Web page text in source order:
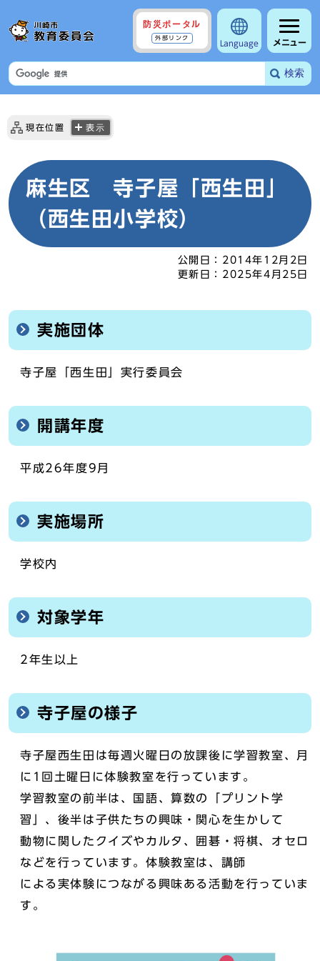
防災ポータル
外部リンク
Language メニュー
検索
現在位置 表示
麻生区 寺子屋「西生田」
（西生田小学校）
公開日： 2014年12月2日
更新日： 2025年4月25日
実施団体
寺子屋「西生田」実行委員会
開講年度
平成26年度9月
実施場所
学校内
対象学年
2年生以上
寺子屋の様子
寺子屋西生田は毎週火曜日の放課後に学習教室、月
に1回土曜日に体験教室を行っています。
学習教室の前半は、国語、算数の「プリント学
習」、後半は子供たちの興味・関心を生かして
動物に関したクイズやカルタ、囲碁・将棋、オセロ
などを行っています。体験教室は、講師
による実体験につながる興味ある活動を行っていま
す。